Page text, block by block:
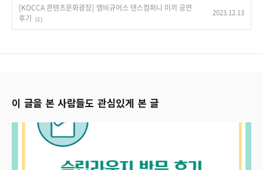
[KOCCA 콘텐츠문화광장] 앰비규어스 댄스컴퍼니 미끼 공연
후기
(1)
2023.12.13
이 글을 본 사람들도 관심있게 본 글